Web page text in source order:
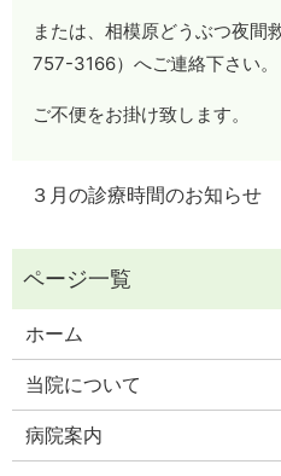
または、相模原どうぶつ夜間
757-3166）へご連絡下さい。
ご不便をお掛け致します。
３月の診療時間のお知らせ
ホーム
当院について
病院案内